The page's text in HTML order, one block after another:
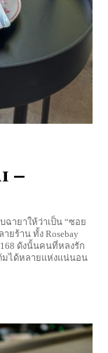
ฉายาให้ว่าเป็น “ซอย
ยร้าน ทั้ง Rosebay
168 ดังนั้นคนที่หลงรัก